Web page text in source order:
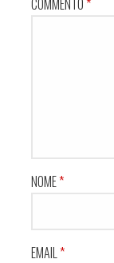
NOME*
EMAIL *